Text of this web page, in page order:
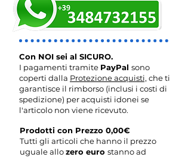
Con NOI sei al SICURO.
I pagamenti tramite PayPal sono
coperti dalla Protezione acquisti, che ti
garantisce il rimborso (inclusi i costi di
spedizione) per acquisti idonei se
l'articolo non viene ricevuto.
Prodotti con Prezzo 0,00€
Tutti gli articoli che hanno il prezzo
uguale allozero euro stanno ad